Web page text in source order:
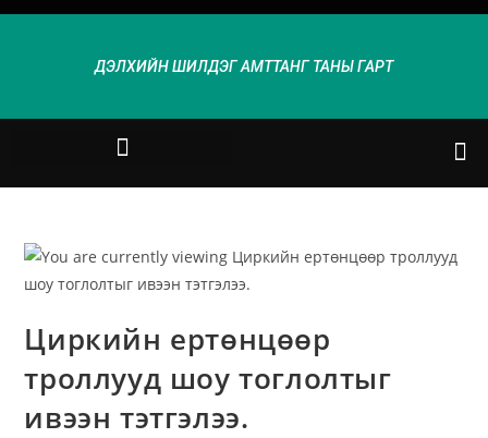
ДЭЛХИЙН ШИЛДЭГ АМТТАНГ ТАНЫ ГАРТ
Циркийн ертөнцөөр
троллууд шоу тоглолтыг
ивээн тэтгэлээ.